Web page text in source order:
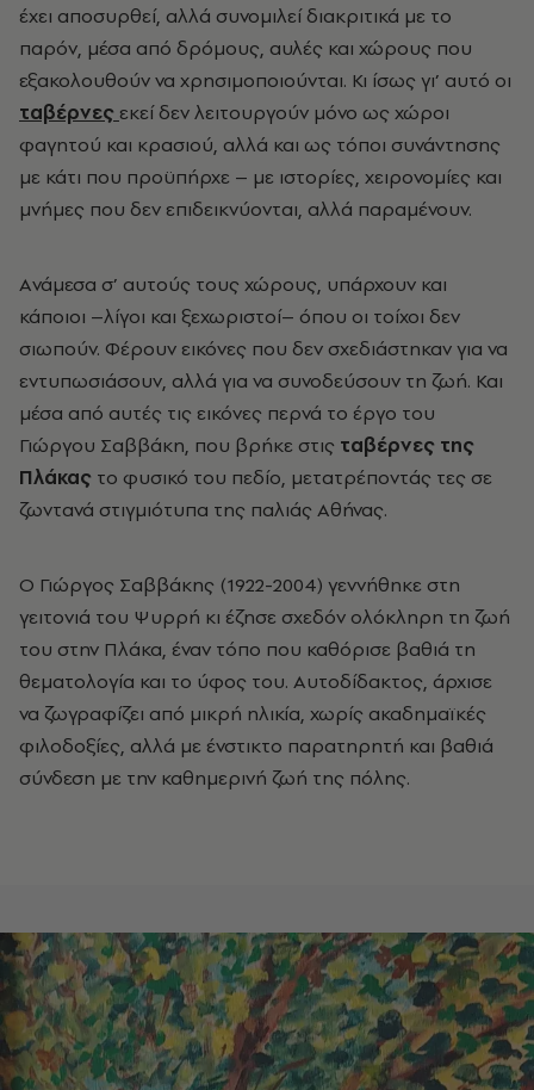
έχει αποσυρθεί, αλλά συνομιλεί διακριτικά με το
παρόν, μέσα από δρόμους, αυλές και χώρους που
εξακολουθούν να χρησιμοποιούνται. Κι ίσως γι’ αυτό οι
ταβέρνες εκεί δεν λειτουργούν μόνο ως χώροι
φαγητού και κρασιού, αλλά και ως τόποι συνάντησης
με κάτι που προϋπήρχε – με ιστορίες, χειρονομίες και
μνήμες που δεν επιδεικνύονται, αλλά παραμένουν.
Aνάμεσα σ’ αυτούς τους χώρους, υπάρχουν και
κάποιοι –λίγοι και ξεχωριστοί– όπου οι τοίχοι δεν
σιωπούν. Φέρουν εικόνες που δεν σχεδιάστηκαν για να
εντυπωσιάσουν, αλλά για να συνοδεύσουν τη ζωή. Και
μέσα από αυτές τις εικόνες περνά το έργο του
Γιώργου Σαββάκη, που βρήκε στις ταβέρνες της
Πλάκας το φυσικό του πεδίο, μετατρέποντάς τες σε
ζωντανά στιγμιότυπα της παλιάς Αθήνας.
Ο Γιώργος Σαββάκης (1922-2004) γεννήθηκε στη
γειτονιά του Ψυρρή κι έζησε σχεδόν ολόκληρη τη ζωή
του στην Πλάκα, έναν τόπο που καθόρισε βαθιά τη
θεματολογία και το ύφος του. Αυτοδίδακτος, άρχισε
να ζωγραφίζει από μικρή ηλικία, χωρίς ακαδημαϊκές
φιλοδοξίες, αλλά με ένστικτο παρατηρητή και βαθιά
σύνδεση με την καθημερινή ζωή της πόλης.